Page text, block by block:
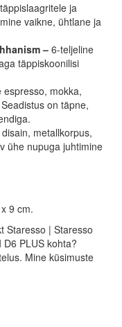
ja
vaikne, ühtlane ja
– 6-teljeline
täppiskoonilisi
espresso, mokka,
on täpne,
metallkorpus,
ühe nupuga juhtimine
9 cm.
Staresso | Staresso
PLUS kohta?
Mine küsimuste